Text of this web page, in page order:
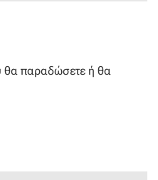
θα παραδώσετε ή θα